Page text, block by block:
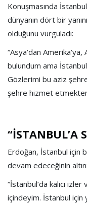
Konuşmasında
dünyanın dört bir
olduğunu vurguladı:
“Asya’dan
bulundum ama
Gözlerimi bu aziz
şehre hizmet
“İSTANBUL’A
Erdoğan, İstanbul için
devam edeceğinin
“İstanbul’da kalıcı
içindeyim. İstanbul için